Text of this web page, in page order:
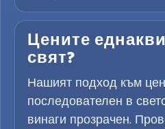
Цените
свят?
Нашият подход към
последователен в
винаги прозрачен.